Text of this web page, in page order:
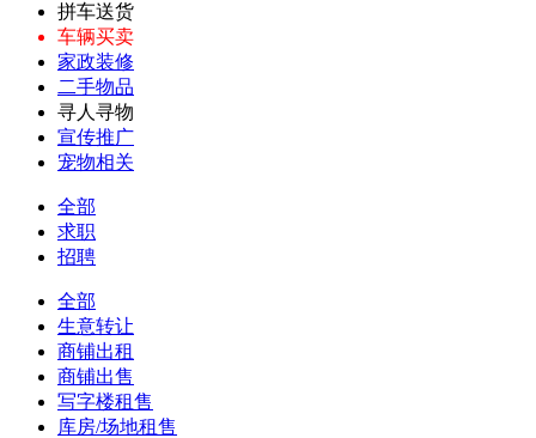
拼车送货
车辆买卖
家政装修
二手物品
寻人寻物
宣传推广
宠物相关
全部
求职
招聘
全部
生意转让
商铺出租
商铺出售
写字楼租售
库房/场地租售